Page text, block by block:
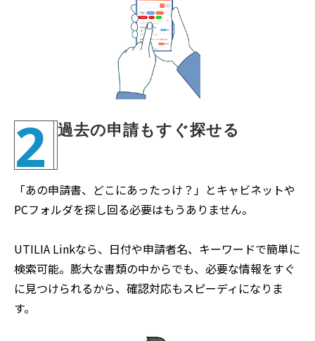
2 過去の申請もすぐ探せる
「あの申請書、どこにあったっけ？」とキャビネットや
PCフォルダを探し回る必要はもうありません。
UTILIA Linkなら、日付や申請者名、キーワードで簡単に
検索可能。膨大な書類の中からでも、必要な情報をすぐ
に見つけられるから、確認対応もスピーディになりま
す。